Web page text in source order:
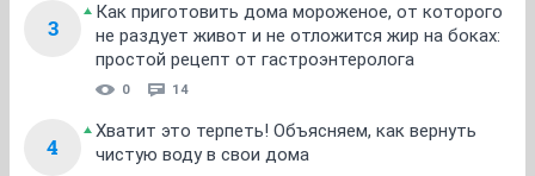
3
Как приготовить дома мороженое, от которого
не раздует живот и не отложится жир на боках:
простой рецепт от гастроэнтеролога
0 14
4
Хватит это терпеть! Объясняем, как вернуть
чистую воду в свои дома